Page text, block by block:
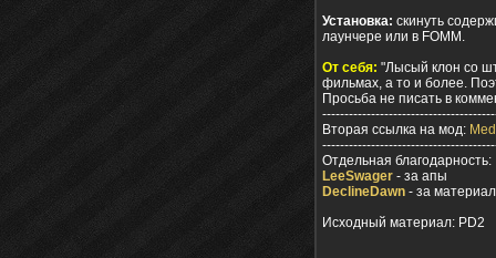
Установка: скинуть
лаунчере или в FOMM.
От себя: "Лысый клон со
фильмах, а то и более.
Просьба не писать в
Вторая ссылка на мод:
Отдельная благодарность:
LeeSwager - за апы
DeclineDawn - за
Исходный материал: PD2